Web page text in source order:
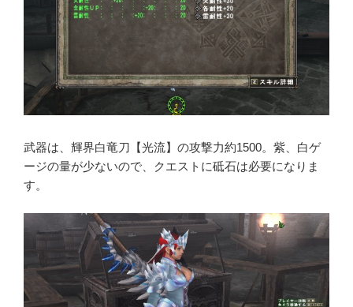
武器は、輝界白竜刀【光流】の攻撃力約1500。紫、白ゲ
ージの量が少ないので、クエストに砥石は必要になりま
す。